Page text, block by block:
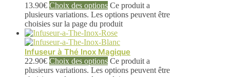
13.90€ Choix des options Ce produit a
plusieurs variations. Les options peuvent être
choisies sur la page du produit
Infuseur à Thé Inox Magique
22.90€ Choix des options Ce produit a
plusieurs variations. Les options peuvent être